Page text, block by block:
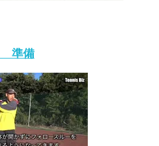
準備